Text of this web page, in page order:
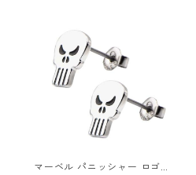
マーベル パニッシャー ロゴス